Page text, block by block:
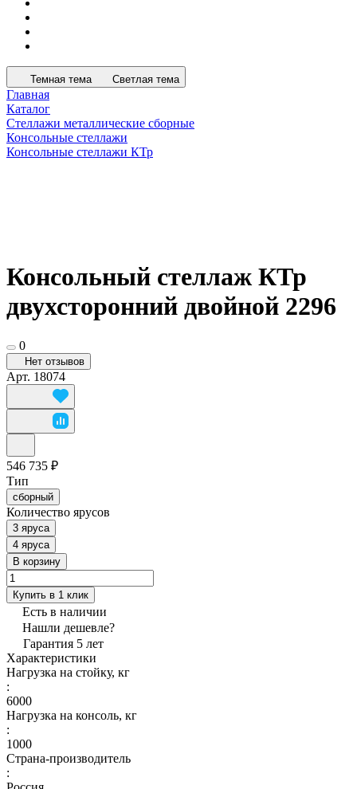
Темная тема Светлая тема
Главная
Каталог
Стеллажи металлические сборные
Консольные стеллажи
Консольные стеллажи КТр
Консольный стеллаж КТр
двухсторонний двойной 2296
0
Нет отзывов
Арт. 18074
546 735 ₽
Тип
сборный
Количество ярусов
3 яруса
4 яруса
В корзину
Купить в 1 клик
Есть в наличии
Нашли дешевле?
Гарантия 5 лет
Характеристики
Нагрузка на стойку, кг
:
6000
Нагрузка на консоль, кг
:
1000
Страна-производитель
: